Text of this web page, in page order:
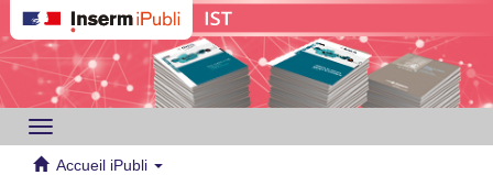
Toggle
navigation
Accueil iPubli